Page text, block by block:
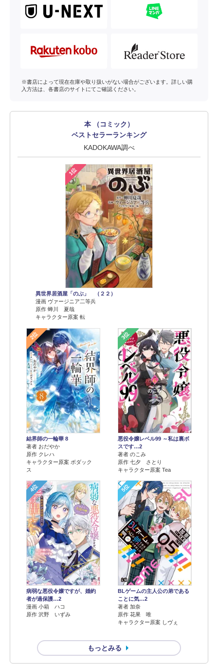
※書店によって現在在庫や取り扱いがない場合がございます。詳しい購
入方法は、各書店のサイトにてご確認ください。
本 （コミック）
ベストセラーランキング
KADOKAWA調べ
1位
異世界居酒屋「のぶ」 （２２）
漫画 ヴァージニア二等兵
原作 蝉川 夏哉
キャラクター原案 転
2位
結界師の一輪華 8
著者 おだやか
原作 クレハ
キャラクター原案 ボダック
ス
3位
悪役令嬢レベル99 ～私は裏ボ
スです…2
著者 のこみ
原作 七夕 さとり
キャラクター原案 Tea
4位
病弱な悪役令嬢ですが、婚約
者が過保護…2
漫画 小箱 ハコ
原作 沢野 いずみ
5位
BLゲームの主人公の弟である
ことに気…2
著者 加奈
原作 花果 唯
キャラクター原案 しヴぇ
もっとみる